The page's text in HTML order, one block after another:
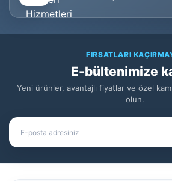
FIRSATLARI
E-bültenimize
Yeni ürünler, avantajlı fiyatlar ve özel
olun.